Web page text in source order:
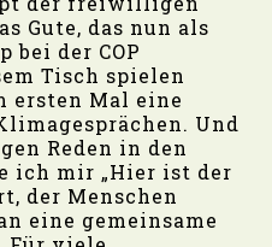
Gute, das nun als
der COP
Tisch spielen
ersten Mal eine
Und
Reden in den
ich mir „Hier ist der
der Menschen
eine gemeinsame